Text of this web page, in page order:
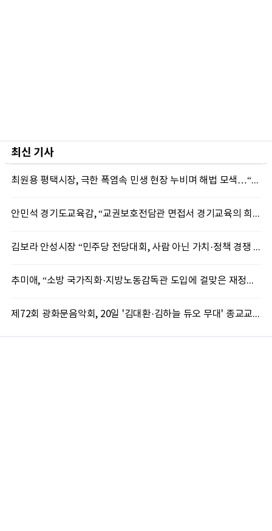
최신 기사
최원용 평택시장, 극한 폭염속 민생 현장 누비며 해법 모색…“현장에 답 있다”
안민석 경기도교육감, “교권보호전담관 면접서 경기교육의 희망 봤다”
김보라 안성시장 “민주당 전당대회, 사람 아닌 가치·정책 경쟁 돼야”
추미애, “소방 국가직화·지방노동감독관 도입에 걸맞은 재정체계 완성해야”
제72회 광화문음악회, 20일 '김대환·김하늘 듀오 무대' 종교교회서 무료 개최